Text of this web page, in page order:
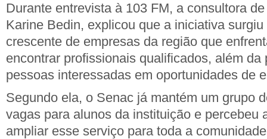
Durante entrevista à 103 FM, a consultora
Karine Bedin, explicou que a iniciativa
crescente de empresas da região que
encontrar profissionais qualificados, além da
pessoas interessadas em oportunidades de
Segundo ela, o Senac já mantém um grupo
vagas para alunos da instituição e percebeu
ampliar esse serviço para toda a